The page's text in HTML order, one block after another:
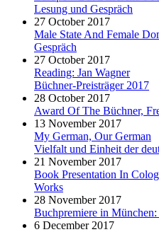
Lesung und Gespräch
27 October 2017
Male State And Female
Gespräch
27 October 2017
Reading: Jan Wagner
Büchner-Preisträger 2017
28 October 2017
Award Of The Büchner,
13 November 2017
My German, Our German
Vielfalt und Einheit der
21 November 2017
Book Presentation In
Works
28 November 2017
Buchpremiere in
6 December 2017